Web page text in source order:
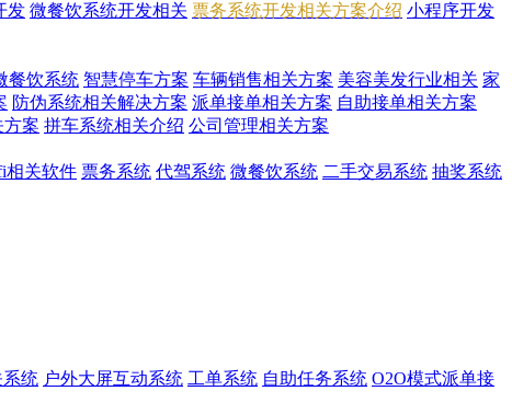
发 微餐饮系统开发相关 票务系统开发相关方案介绍 小程序开发
餐饮系统 智慧停车方案 车辆销售相关方案 美容美发行业相关 家
防伪系统相关解决方案 派单接单相关方案 自助接单相关方案
方案 拼车系统相关介绍 公司管理相关方案
相关软件 票务系统 代驾系统 微餐饮系统 二手交易系统 抽奖系统
统 户外大屏互动系统 工单系统 自助任务系统 O2O模式派单接